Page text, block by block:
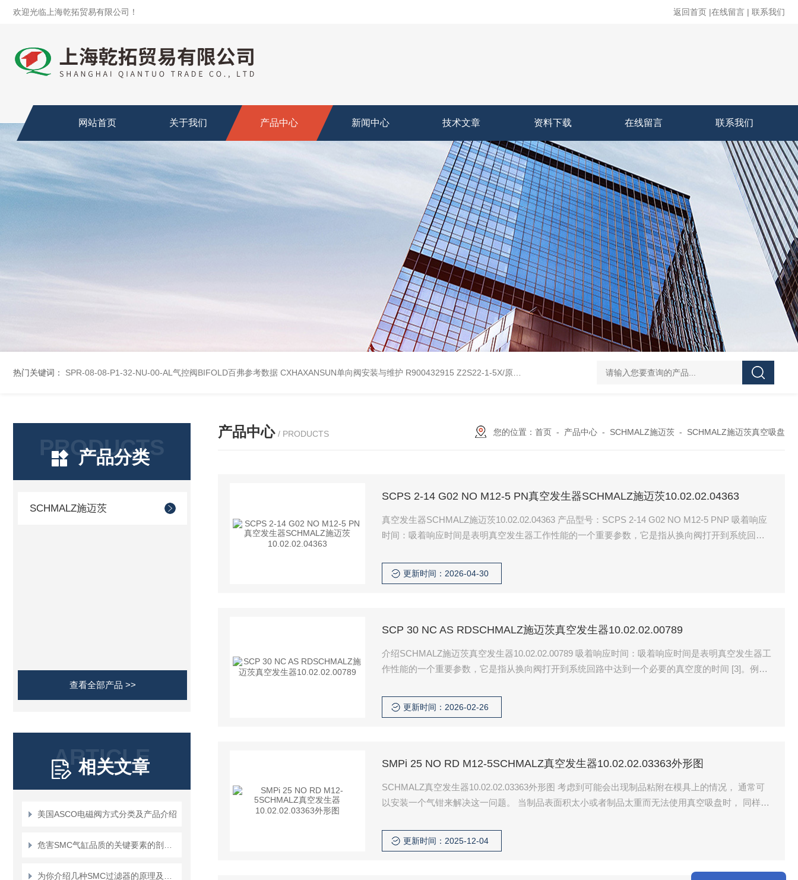
欢迎光临上海乾拓贸易有限公司！ 返回首页 |在线留言 | 联系我们
网站首页 关于我们 产品中心 新闻中心 技术文章 资料下载 在线留言 联系我们
热门关键词： SPR-08-08-P1-32-NU-00-AL气控阀BIFOLD百弗参考数据 CXHAXANSUN单向阀安装与维护 R900432915 Z2S22-1-5X/原装产品REXROTH叠加式单向阀 UPF1S-CL-12-B-W-20-EN424威格士
PRODUCTS
产品分类
SCHMALZ施迈茨
查看全部产品 >>
ARTICLE
相关文章
美国ASCO电磁阀方式分类及产品介绍
产品中心 / PRODUCTS 您的位置： 首页 - 产品中心 - SCHMALZ施迈茨 - SCHMALZ施迈茨真空吸盘
SCPS 2-14 G02 NO M12-5 PN真空发生器SCHMALZ施迈茨10.02.02.04363
真空发生器SCHMALZ施迈茨10.02.02.04363 产品型号：SCPS 2-14 G02 NO M12-5 PNP 吸着响应
时间：吸着响应时间是表明真空发生器工作性能的一个重要参数，它是指从换向阀打开到系统回路
内将污物、冲洗水和空气一并吸入密封污物箱
更新时间：2026-04-30
SCP 30 NC AS RDSCHMALZ施迈茨真空发生器10.02.02.00789
介绍SCHMALZ施迈茨真空发生器10.02.02.00789 吸着响应时间：吸着响应时间是表明真空发生器工
作性能的一个重要参数，它是指从换向阀打开到系统回路中达到一个必要的真空度的时间 [3]。例
污物箱
更新时间：2026-02-26
SMPi 25 NO RD M12-5SCHMALZ真空发生器10.02.02.03363外形图
SCHMALZ真空发生器10.02.02.03363外形图 考虑到可能会出现制品粘附在模具上的情况， 通常可
以安装一个气钳来解决这一问题。 当制品表面积太小或者制品太重而无法使用真空吸盘时， 同样可
更新时间：2025-12-04